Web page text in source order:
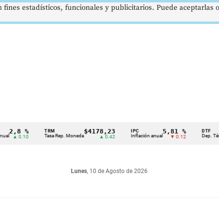
% TRM
Tasa Rep. Moneda
$4178,23
▲ 0.42
IPC
Inflación anual
5,81 %
▼ 0.12
DTF
Dep. Término
Lunes, 10 de Agosto de 2026
estadísticos, funcionales y publicitarios. Puede aceptarlas